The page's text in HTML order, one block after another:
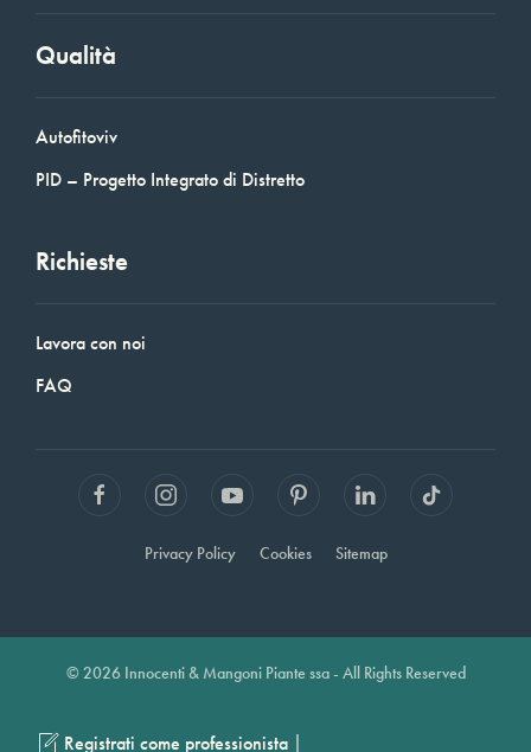
Qualità
Autofitoviv
PID – Progetto Integrato di Distretto
Richieste
Lavora con noi
FAQ
Privacy Policy Cookies Sitemap
© 2026 Innocenti & Mangoni Piante ssa - All Rights Reserved
Registrati come professionista |